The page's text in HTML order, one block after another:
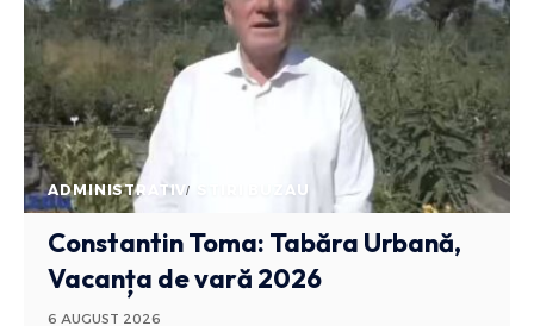
ADMINISTRATIV STIRI BUZAU
Constantin Toma: Tabăra Urbană,
Vacanța de vară 2026
6 AUGUST 2026